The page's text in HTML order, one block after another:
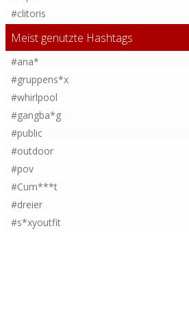
#clitoris
Meist genutzte Hashtags
#ana*
#gruppens*x
#whirlpool
#gangba*g
#public
#outdoor
#pov
#Cum***t
#dreier
#s*xyoutfit